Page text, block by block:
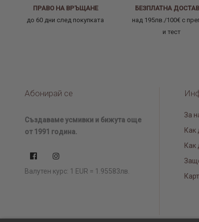
ПРАВО НА ВРЪЩАНЕ
до 60 дни след покупката
БЕЗПЛАТНА
над 195лв./100€ с
и тест
Абонирай се
Създаваме усмивки и бижута още
от 1991 година.
Валутен курс: 1 EUR = 1.95583лв.
За
Как
Как